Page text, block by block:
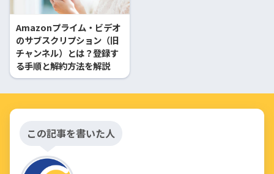
Amazonプライム・ビデオ
のサブスクリプション（旧
チャンネル）とは？登録す
る手順と解約方法を解説
この記事を書いた人